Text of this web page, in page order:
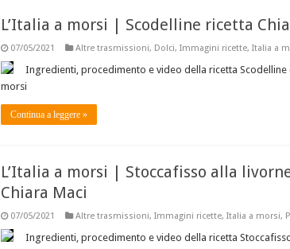
L’Italia a morsi | Scodelline ricetta
07/05/2021 Altre trasmissioni, Dolci, Immagini ricette, Italia a
Ingredienti, procedimento e video della ricetta Scodelline
morsi
Continua a leggere »
L’Italia a morsi | Stoccafisso alla
Chiara Maci
07/05/2021 Altre trasmissioni, Immagini ricette, Italia a morsi,
Ingredienti, procedimento e video della ricetta